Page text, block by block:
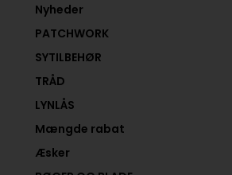
Nyheder
PATCHWORK
SYTILBEHØR
TRÅD
LYNLÅS
Mængde rabat
Æsker